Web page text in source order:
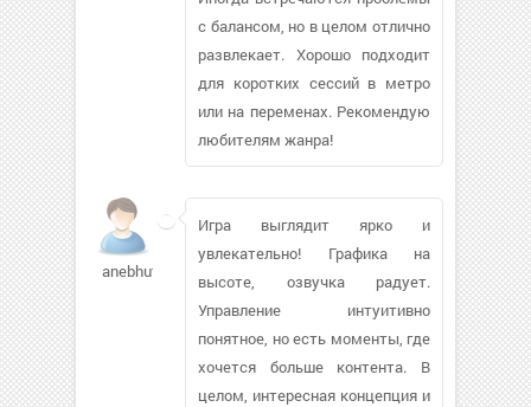
с балансом, но в целом отлично
развлекает. Хорошо подходит
для коротких сессий в метро
или на переменах. Рекомендую
любителям жанра!
anebhut
Игра выглядит ярко и
увлекательно! Графика на
высоте, озвучка радует.
Управление интуитивно
понятное, но есть моменты, где
хочется больше контента. В
целом, интересная концепция и